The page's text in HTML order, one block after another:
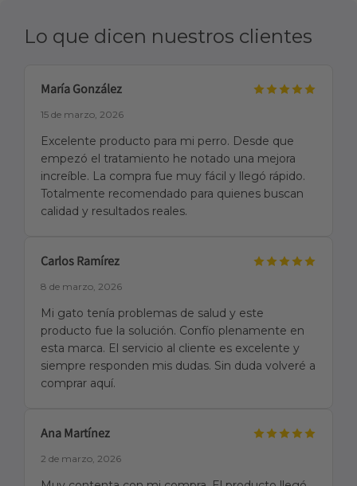
Lo que dicen nuestros clientes
María González
15 de marzo, 2026
Excelente producto para mi perro. Desde que
empezó el tratamiento he notado una mejora
increíble. La compra fue muy fácil y llegó rápido.
Totalmente recomendado para quienes buscan
calidad y resultados reales.
Carlos Ramírez
8 de marzo, 2026
Mi gato tenía problemas de salud y este
producto fue la solución. Confío plenamente en
esta marca. El servicio al cliente es excelente y
siempre responden mis dudas. Sin duda volveré a
comprar aquí.
Ana Martínez
2 de marzo, 2026